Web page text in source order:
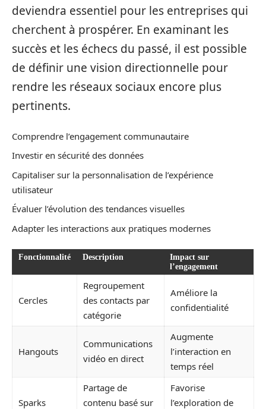
deviendra essentiel pour les entreprises qui
cherchent à prospérer. En examinant les
succès et les échecs du passé, il est possible
de définir une vision directionnelle pour
rendre les réseaux sociaux encore plus
pertinents.
Comprendre l’engagement communautaire
Investir en sécurité des données
Capitaliser sur la personnalisation de l’expérience
utilisateur
Évaluer l’évolution des tendances visuelles
Adapter les interactions aux pratiques modernes
Fonctionnalité Description
Impact sur
l’engagement
Cercles
Regroupement
des contacts par
catégorie
Améliore la
confidentialité
Hangouts
Communications
vidéo en direct
Augmente
l’interaction en
temps réel
Sparks
Partage de
contenu basé sur
Favorise
l’exploration de